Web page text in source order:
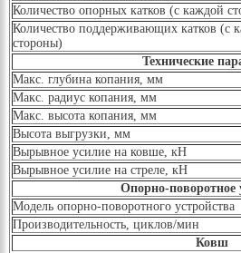
Количество опорных катков (с каждой
Количество поддерживающих катков (с
стороны)
Технические
Макс. глубина копания, мм
Макс. радиус копания, мм
Макс. высота копания, мм
Высота выгрузки, мм
Вырывное усилие на ковше, кН
Вырывное усилие на стреле, кН
Опорно-поворотное
Модель опорно-поворотного устройства
Производительность, циклов/мин
Ковш